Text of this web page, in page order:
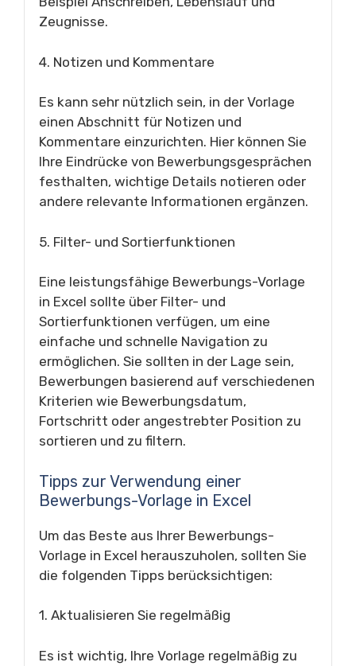
Zeugnisse.
4. Notizen und Kommentare
Es kann sehr nützlich sein, in der Vorlage
einen Abschnitt für Notizen und
Kommentare einzurichten. Hier können Sie
Ihre Eindrücke von Bewerbungsgesprächen
festhalten, wichtige Details notieren oder
andere relevante Informationen ergänzen.
5. Filter- und Sortierfunktionen
Eine leistungsfähige Bewerbungs-Vorlage
in Excel sollte über Filter- und
Sortierfunktionen verfügen, um eine
einfache und schnelle Navigation zu
ermöglichen. Sie sollten in der Lage sein,
Bewerbungen basierend auf verschiedenen
Kriterien wie Bewerbungsdatum,
Fortschritt oder angestrebter Position zu
sortieren und zu filtern.
Tipps zur Verwendung einer
Bewerbungs-Vorlage in Excel
Um das Beste aus Ihrer Bewerbungs-
Vorlage in Excel herauszuholen, sollten Sie
die folgenden Tipps berücksichtigen:
1. Aktualisieren Sie regelmäßig
Es ist wichtig, Ihre Vorlage regelmäßig zu